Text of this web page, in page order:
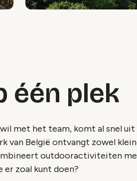
één plek
met het team, komt al snel
van België ontvangt zowel
outdooractiviteiten
er zoal kunt doen?